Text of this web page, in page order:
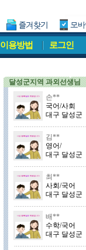
이용방법 로그인
달성군지역 과외선생님
손**
국어/사회
대구 달성군
김**
영어/
대구 달성군
최**
사회/국어
대구 달성군
배**
수학/국어
대구 달성군